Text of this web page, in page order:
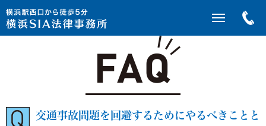
交通事故問題を回避するためにやるべきことと